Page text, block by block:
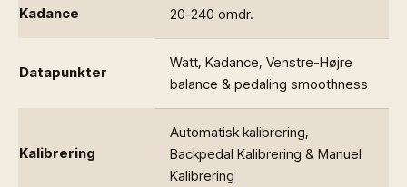
Kadance 20-240 omdr.
Datapunkter
Watt, Kadance, Venstre-Højre
balance & pedaling smoothness
Kalibrering
Automatisk kalibrering,
Backpedal Kalibrering & Manuel
Kalibrering